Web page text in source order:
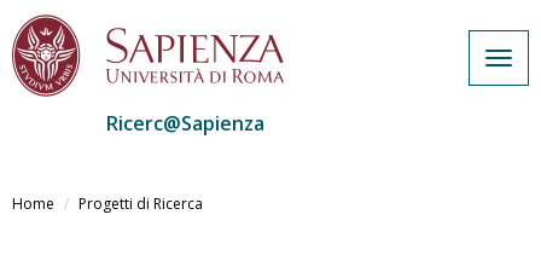
al
Ricerc@Sapienza
Home Progetti di Ricerca